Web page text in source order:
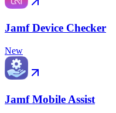
Jamf Device Checker
New
Jamf Mobile Assist